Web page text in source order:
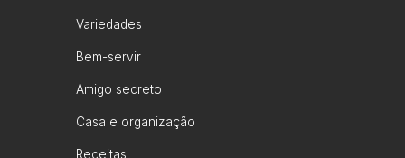
Variedades
Bem-servir
Amigo secreto
Casa e organização
Receitas